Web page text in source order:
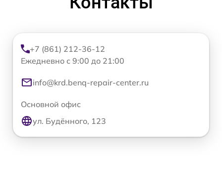
+7 (861) 212-36-12
Ежедневно с 9:00 до 21:00
info@krd.benq-repair-center.ru
Основной офис
ул. Будённого, 123